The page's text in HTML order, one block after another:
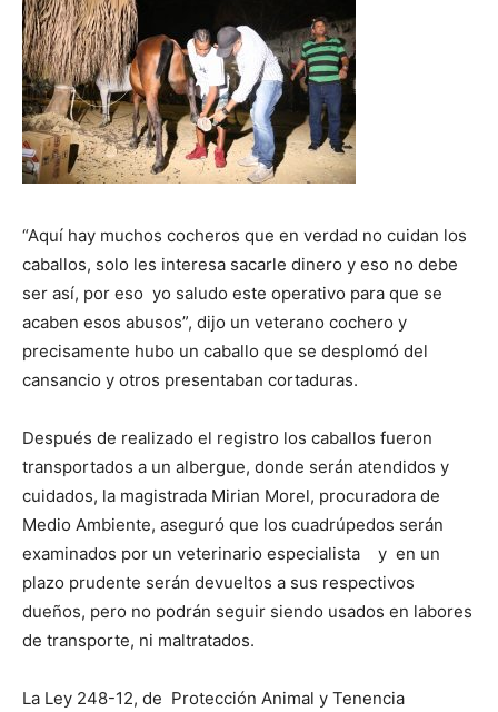
“Aquí hay muchos cocheros que en verdad no cuidan los
caballos, solo les interesa sacarle dinero y eso no debe
ser así, por eso yo saludo este operativo para que se
acaben esos abusos”, dijo un veterano cochero y
precisamente hubo un caballo que se desplomó del
cansancio y otros presentaban cortaduras.
Después de realizado el registro los caballos fueron
transportados a un albergue, donde serán atendidos y
cuidados, la magistrada Mirian Morel, procuradora de
Medio Ambiente, aseguró que los cuadrúpedos serán
examinados por un veterinario especialista y en un
plazo prudente serán devueltos a sus respectivos
dueños, pero no podrán seguir siendo usados en labores
de transporte, ni maltratados.
La Ley 248-12, de Protección Animal y Tenencia